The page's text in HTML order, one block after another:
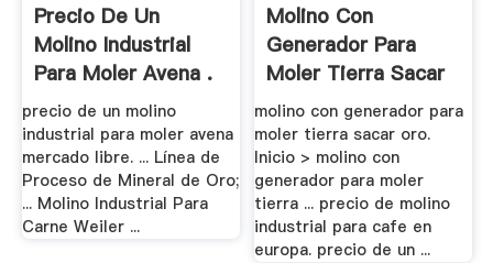
Precio De Un
Molino Industrial
Para Moler Avena .
precio de un molino
industrial para moler avena
mercado libre. ... Línea de
Proceso de Mineral de Oro;
... Molino Industrial Para
Carne Weiler ...
Molino Con
Generador Para
Moler Tierra Sacar
Oro
molino con generador para
moler tierra sacar oro.
Inicio > molino con
generador para moler
tierra ... precio de molino
industrial para cafe en
europa. precio de un ...